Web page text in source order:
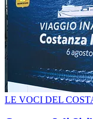
LE VOCI DEL